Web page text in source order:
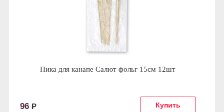
Пика для канапе Салют фольг 15см 12шт
96 Р